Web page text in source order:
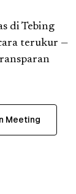
di Tebing
terukur —
Meeting